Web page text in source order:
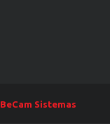
BeCam Sistemas